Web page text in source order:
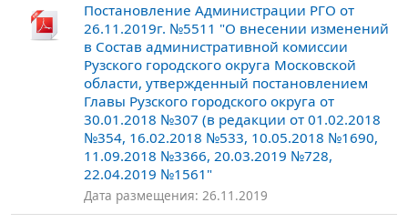
Постановление Администрации РГО от
26.11.2019г. №5511 "О внесении изменений
в Состав административной комиссии
Рузского городского округа Московской
области, утвержденный постановлением
Главы Рузского городского округа от
30.01.2018 №307 (в редакции от 01.02.2018
№354, 16.02.2018 №533, 10.05.2018 №1690,
11.09.2018 №3366, 20.03.2019 №728,
22.04.2019 №1561"
Дата размещения: 26.11.2019